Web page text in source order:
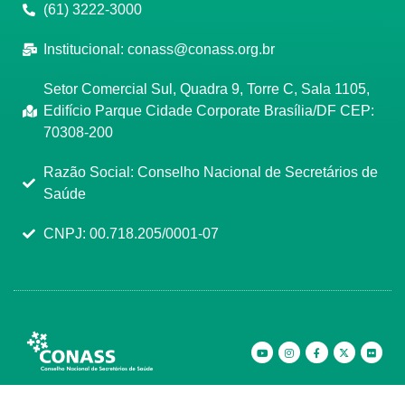
(61) 3222-3000
Institucional: conass@conass.org.br
Setor Comercial Sul, Quadra 9, Torre C, Sala 1105,
Edifício Parque Cidade Corporate Brasília/DF CEP:
70308-200
Razão Social: Conselho Nacional de Secretários de
Saúde
CNPJ: 00.718.205/0001-07